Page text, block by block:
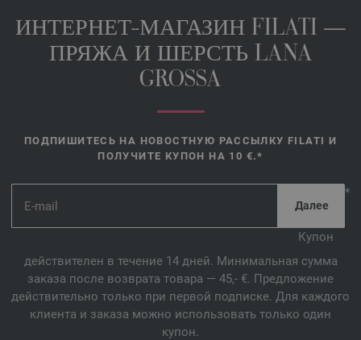
ИНТЕРНЕТ-МАГАЗИН FILATI —
ПРЯЖА И ШЕРСТЬ LANA
GROSSA
ПОДПИШИТЕСЬ НА НОВОСТНУЮ РАССЫЛКУ FILATI И
ПОЛУЧИТЕ КУПОН НА 10 €.*
*
Купон
действителен в течение 14 дней. Минимальная сумма
заказа после возврата товара — 45,- €. Предложение
действительно только при первой подписке. Для каждого
клиента и заказа можно использовать только один
купон.